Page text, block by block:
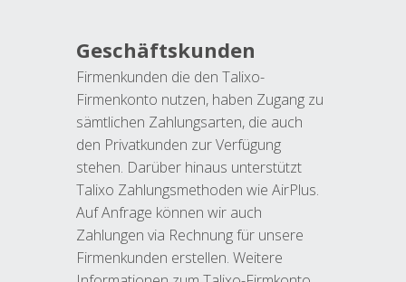
Geschäftskunden
Firmenkunden die den Talixo-
Firmenkonto nutzen, haben Zugang zu
sämtlichen Zahlungsarten, die auch
den Privatkunden zur Verfügung
stehen. Darüber hinaus unterstützt
Talixo Zahlungsmethoden wie AirPlus.
Auf Anfrage können wir auch
Zahlungen via Rechnung für unsere
Firmenkunden erstellen. Weitere